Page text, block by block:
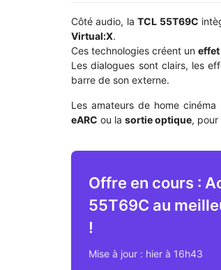
Côté audio, laTCL 55T69C
Virtual:X.
Ces technologies créent un
Les dialogues sont clairs, les
barre de son externe.
Les amateurs de home
eARC ou la sortie optique,
Offre en cours :
55T69C au
!
Mise à jour : hier à 16h43